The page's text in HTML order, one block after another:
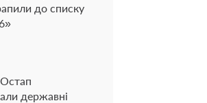
до списку
державні